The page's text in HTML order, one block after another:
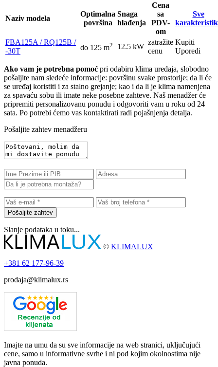
Naziv modela
Optimalna
površina
Snaga
hlađenja
Cena
sa
PDV-
om
Sve
FBA125A / RQ125B /
-30T
do 125 m2 12.5 kW
zatražite
cenu
Kupiti
Uporedi
Ako vam je potrebna pomoć pri odabiru klima uređaja, slobodno
pošaljite nam sledeće informacije: površinu svake prostorije; da li će
se uređaj koristiti i za stalno grejanje; kao i da li je klima namenjena
za spavaću sobu ili imate neke posebne zahteve. Naš menadžer će
pripremiti personalizovanu ponudu i odgovoriti vam u roku od 24
sata. Po potrebi ćemo vas kontaktirati radi pojašnjenja detalja.
Pošaljite zahtev menadžeru
Pošaljite zahtev
Slanje podataka u toku...
© KLIMALUX
+381 62 177-96-39
prodaja@klimalux.rs
Imajte na umu da su sve informacije na web stranici, uključujući
cene, samo u informativne svrhe i ni pod kojim okolnostima nije
javna ponuda.